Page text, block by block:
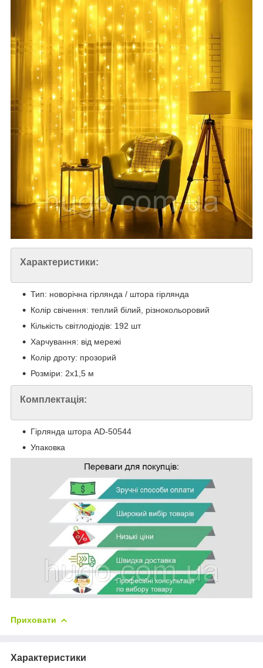
Характеристики:
Тип: новорічна гірлянда / штора гірлянда
Колір свічення: теплий білий, різнокольоровий
Кількість світлодіодів: 192 шт
Харчування: від мережі
Колір дроту: прозорий
Розміри: 2х1,5 м
Комплектація:
Гірлянда штора AD-50544
Упаковка
Приховати
Характеристики